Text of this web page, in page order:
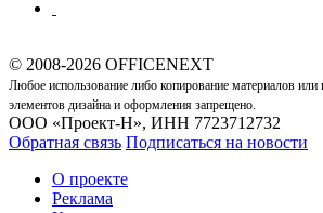
© 2008-2026 OFFICENEXT
Любое использование либо копирование материалов или
элементов дизайна и оформления запрещено.
ООО «Проект-Н», ИНН 7723712732
Обратная связь Подписаться на новости
О проекте
Реклама